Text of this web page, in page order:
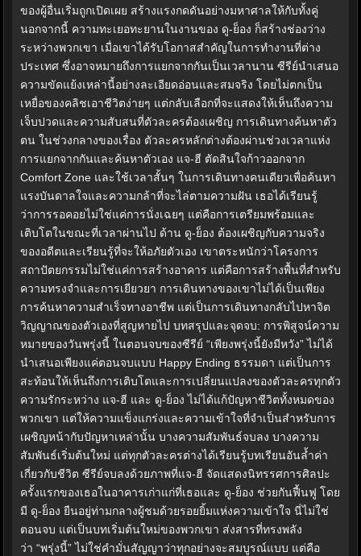
ของผู้อื่นเริ่มถูกเปิดเผย สร้างแรงกดดันอย่างมหาศาลให้กับทั้งคู่
นอกจากนี้ ความทะเยอทะยานในงานของ ดู-ย็อง ก็สร้างช่องว่าง
ระหว่างพวกเขา เมื่อเขาได้รับโอกาสสำคัญในการทำงานที่ต่าง
ประเทศ ซึ่งอาจหมายถึงการแยกจากกันเป็นเวลานาน ซีรีย์นำเสนอ
ความขัดแย้งเหล่านี้อย่างละเอียดอ่อนและสมจริง โดยไม่ตกเป็น
เหยื่อของคลิชเอาชีวิตง่ายๆ แต่กลับเลือกที่จะแสดงให้เห็นถึงความ
เจ็บปวดและความสับสนที่ตัวละครต้องเผชิญ การเดินทางค้นหาตัว
ตน ในช่วงกลางของเรื่อง ตัวละครหลักต่างต้องผ่านช่วงเวลาแห่ง
การแยกจากกันและค้นหาตัวเอง แจ-ฮี ตัดสินใจก้าวออกจาก
Comfort Zone และใช้เวลาสั้นๆ ในการเดินทางคนเดียวเพื่อค้นหา
แรงบันดาลใจและความกล้าที่จะไล่ตามความฝัน เธอได้เรียนรู้
ว่าการรอคอยไม่ใช่แค่การนั่งเฉยๆ แต่คือการเตรียมพร้อมและ
เติบโตในขณะที่เวลาผ่านไป ด้าน ดู-ย็อง ต้องเผชิญกับความจริง
ของอดีตและเรียนรู้ที่จะให้อภัยตัวเอง เขาตระหนักว่าโครงการ
สถาปัตยกรรมไม่ใช่แค่การสร้างอาคาร แต่คือการสร้างพื้นที่สำหรับ
ความทรงจำและการเยียวยา การเดินทางของเขาไม่ได้เป็นเพียง
การค้นหาความสำเร็จทางอาชีพ แต่เป็นการเดินทางกลับไปหาจิต
วิญญาณของตัวเองที่สูญหายไป บทสรุปและจุดจบ: การพิสูจน์ความ
หมายของวันพรุ่งนี้ ในตอนจบของซีรีย์ “เพียงพรุ่งนี้ยังมีหวัง” ไม่ได้
นำเสนอเพียงแค่ตอนจบแบบ Happy Ending ธรรมดา แต่เป็นการ
สะท้อนให้เห็นถึงการเติบโตและการเปลี่ยนแปลงของตัวละครทุกตัว
ความรักระหว่าง แจ-ฮี และ ดู-ย็อง ไม่ได้แก้ปัญหาชีวิตทั้งหมดของ
พวกเขา แต่ให้ความแข็งแกร่งและความเข้าใจที่จำเป็นสำหรับการ
เผชิญหน้ากับปัญหาเหล่านั้น บางความสัมพันธ์จบลง บางความ
สัมพันธ์เริ่มต้นใหม่ แต่ทุกตัวละครต่างได้เรียนรู้บทเรียนอันล้ำค่า
เกี่ยวกับชีวิต ซีรีย์จบลงด้วยภาพที่แจ-ฮี จัดแสดงนิทรรศการศิลปะ
ครั้งแรกของเธอในอาคารเก่าแก่ที่เธอและ ดู-ย็อง ช่วยกันฟื้นฟู โดย
มี ดู-ย็อง ยืนอยู่ท่ามกลางผู้ชมด้วยรอยยิ้มแห่งความเข้าใจ นี่ไม่ใช่
ตอนจบ แต่เป็นบทเริ่มต้นใหม่ของพวกเขา ส่งสารที่ทรงพลัง
ว่า “พรุ่งนี้” ไม่ใช่คำมั่นสัญญาว่าทุกอย่างจะสมบูรณ์แบบ แต่คือ